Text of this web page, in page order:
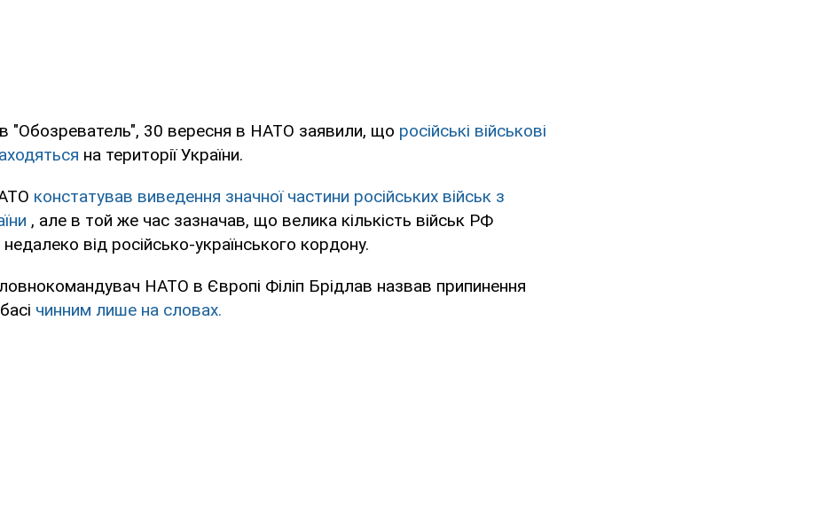
"Обозреватель", 30 вересня в НАТО заявили, що російські військові
на території України.
констатував виведення значної частини російських військ з
, але в той же час зазначав, що велика кількість військ РФ
від російсько-українського кордону.
НАТО в Європі Філіп Брідлав назвав припинення
чинним лише на словах.